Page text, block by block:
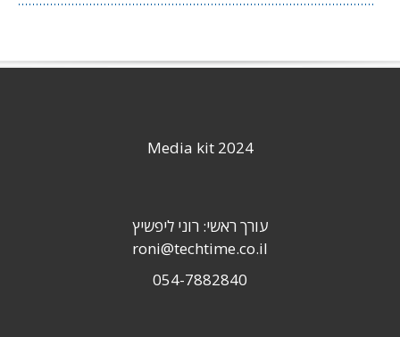
Media kit 2024
עורך ראשי: רוני ליפשיץ
roni@techtime.co.il
054-7882840